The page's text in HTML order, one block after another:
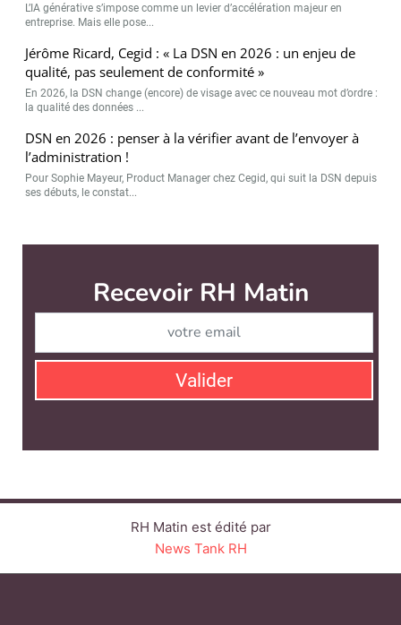
L’IA générative s’impose comme un levier d’accélération majeur en
entreprise. Mais elle pose...
Jérôme Ricard, Cegid : « La DSN en 2026 : un enjeu de
qualité, pas seulement de conformité »
En 2026, la DSN change (encore) de visage avec ce nouveau mot d’ordre :
la qualité des données ...
DSN en 2026 : penser à la vérifier avant de l’envoyer à
l’administration !
Pour Sophie Mayeur, Product Manager chez Cegid, qui suit la DSN depuis
ses débuts, le constat...
RH Matin est édité par
QUI SOMMES-NOUS ?
LINKEDINTWITTERFACEBOOK